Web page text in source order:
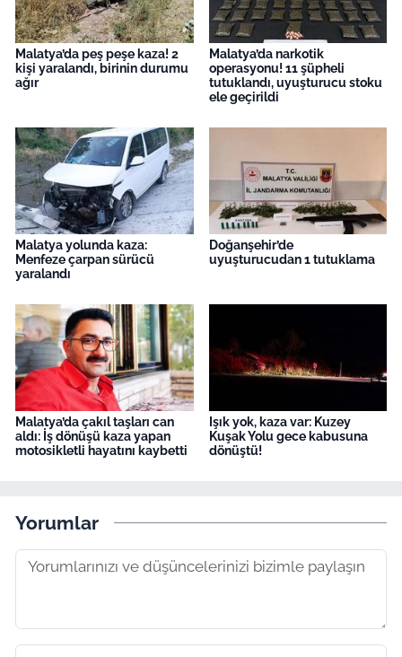
Malatya’da peş peşe kaza! 2
kişi yaralandı, birinin durumu
ağır
Malatya’da narkotik
operasyonu! 11 şüpheli
tutuklandı, uyuşturucu stoku
ele geçirildi
Malatya yolunda kaza:
Menfeze çarpan sürücü
yaralandı
Doğanşehir’de
uyuşturucudan 1 tutuklama
Malatya’da çakıl taşları can
aldı: İş dönüşü kaza yapan
motosikletli hayatını kaybetti
Işık yok, kaza var: Kuzey
Kuşak Yolu gece kabusuna
dönüştü!
Yorumlar